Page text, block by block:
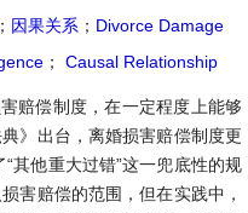
； 因果关系 ； Divorce Damage
； Causal Relationship
赔偿制度，在一定程度上能够
》出台，离婚损害赔偿制度更
其他重大过错”这一兜底性的规
害赔偿的范围，但在实践中，